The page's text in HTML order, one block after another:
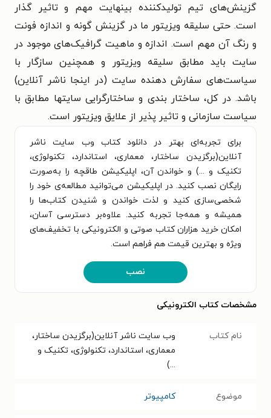
گزینش‌های تیم تولیدکننده بینهایت مهم و تاثیر گذار
است. حتی سلیقه ویزیتور ما در گزینش گونه و اندازه فونت
و رنگ آن مهم است. اندازه و ماهیت گرافیک‌های موجود در
سایت باید مطابق سلیقه ویزیتور و همچنین سازگار با
سیاست‌های سفارش دهنده سایت (در اینجا ناشر آنلاین)
باشد. در کل، ساختار بندی و ساختارگرایی سایتها مطابق با
سیاست سازمانی و تاثیر پذیر از علایق ویزیتور است.
برای تجربه‌ای بهتر در دانلود کتاب وب سایت ناشر
آنلاین(برگزیدن ساختار، معماری، استاندارد، تکنولوژی،
تکنیک و ...) و خواندن آن، اپلیکیشن طاقچه را به‌صورت
رایگان نصب کنید. در اپلیکیشن می‌توانید مطالعه‌ی خود را
شخصی‌سازی کنید و لذت خواندن و شنیدن کتاب‌ها را
همیشه و همه‌جا تجربه کنید. علاوه‌بر دسترسی آسان،
امکان خرید هزاران کتاب صوتی و الکترونیکی با تخفیف‌های
ویژه و بهترین قیمت هم فراهم است.
نصب
مشخصات کتاب الکترونیکی
نام کتاب
وب سایت ناشر آنلاین(برگزیدن ساختار،
معماری، استاندارد، تکنولوژی، تکنیک و
...)
موضوع کامپیوتر